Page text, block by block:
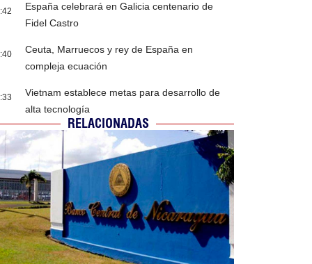
España celebrará en Galicia centenario de
Fidel Castro
Ceuta, Marruecos y rey de España en
compleja ecuación
Vietnam establece metas para desarrollo de
alta tecnología
RELACIONADAS